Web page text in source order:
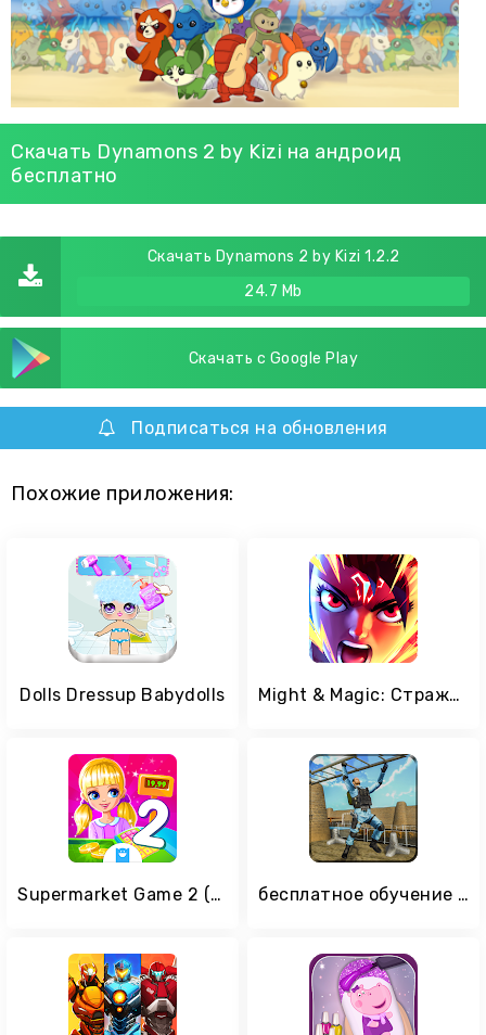
Скачать Dynamons 2 by Kizi на андроид
бесплатно
Скачать Dynamons 2 by Kizi 1.2.2
24.7 Mb
Скачать с Google Play
Подписаться на обновления
Похожие приложения:
Dolls Dressup Babydolls Might & Magic: Стражи стихий
Supermarket Game 2 (Игра про супермаркет-2) бесплатное обучение армии